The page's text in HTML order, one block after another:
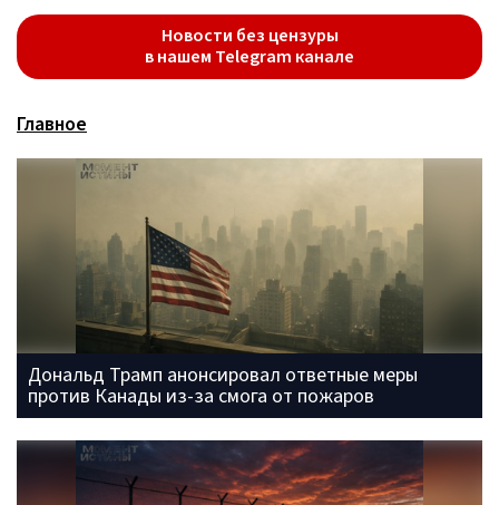
Новости без цензуры
в нашем Telegram канале
Главное
Дональд Трамп анонсировал ответные меры
против Канады из-за смога от пожаров